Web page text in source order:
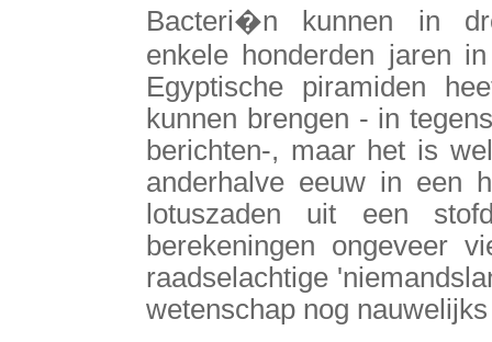
Bacteri�n kunnen in
enkele honderden jaren
Egyptische piramiden
kunnen brengen - in
berichten-, maar het is
anderhalve eeuw in een
lotuszaden uit een
berekeningen ongeveer
raadselachtige
wetenschap nog